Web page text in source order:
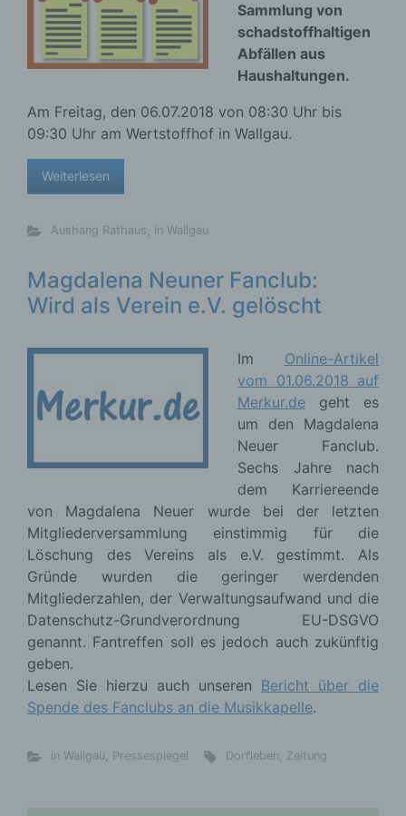
Sammlung von
schadstoffhaltigen
Abfällen aus
Haushaltungen.
Am Freitag, den 06.07.2018 von 08:30 Uhr bis
09:30 Uhr am Wertstoffhof in Wallgau.
Weiterlesen
Aushang Rathaus, in Wallgau
Magdalena Neuner Fanclub:
Wird als Verein e.V. gelöscht
Im Online-Artikel
vom 01.06.2018 auf
Merkur.de geht es
um den Magdalena
Neuer Fanclub.
Sechs Jahre nach
dem Karriereende
von Magdalena Neuer wurde bei der letzten
Mitgliederversammlung einstimmig für die
Löschung des Vereins als e.V. gestimmt. Als
Gründe wurden die geringer werdenden
Mitgliederzahlen, der Verwaltungsaufwand und die
Datenschutz-Grundverordnung EU-DSGVO
genannt. Fantreffen soll es jedoch auch zukünftig
geben.
Lesen Sie hierzu auch unseren Bericht über die
Spende des Fanclubs an die Musikkapelle.
in Wallgau, Pressespiegel Dorfleben, Zeitung